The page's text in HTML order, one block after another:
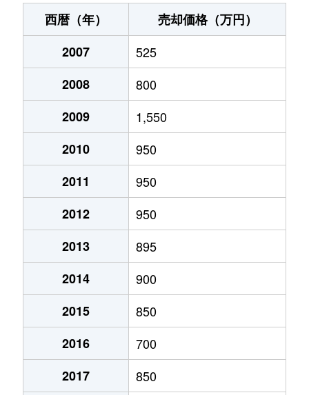
西暦（年）
売却価格（万円）
2007
525
2008
800
2009
1,550
2010
950
2011
950
2012
950
2013
895
2014
900
2015
850
2016
700
2017
850